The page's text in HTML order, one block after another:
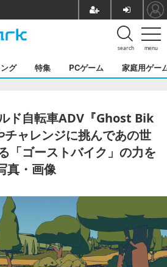
menu
search
グ 特集 PCゲーム 家庭用ゲー
ド自転車ADV『Ghost Bik
ャレンジに挑んであの世
「ゴーストバイク」の力を
真・画像